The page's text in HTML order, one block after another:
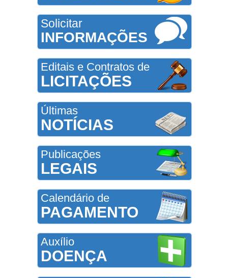
Solicitar
INFORMAÇÕES
Editais e Contratos de
LICITAÇÕES
Últimas
NOTÍCIAS
Publicações
LEGAIS
Calendário de
PAGAMENTO
Auxílio
DOENÇA